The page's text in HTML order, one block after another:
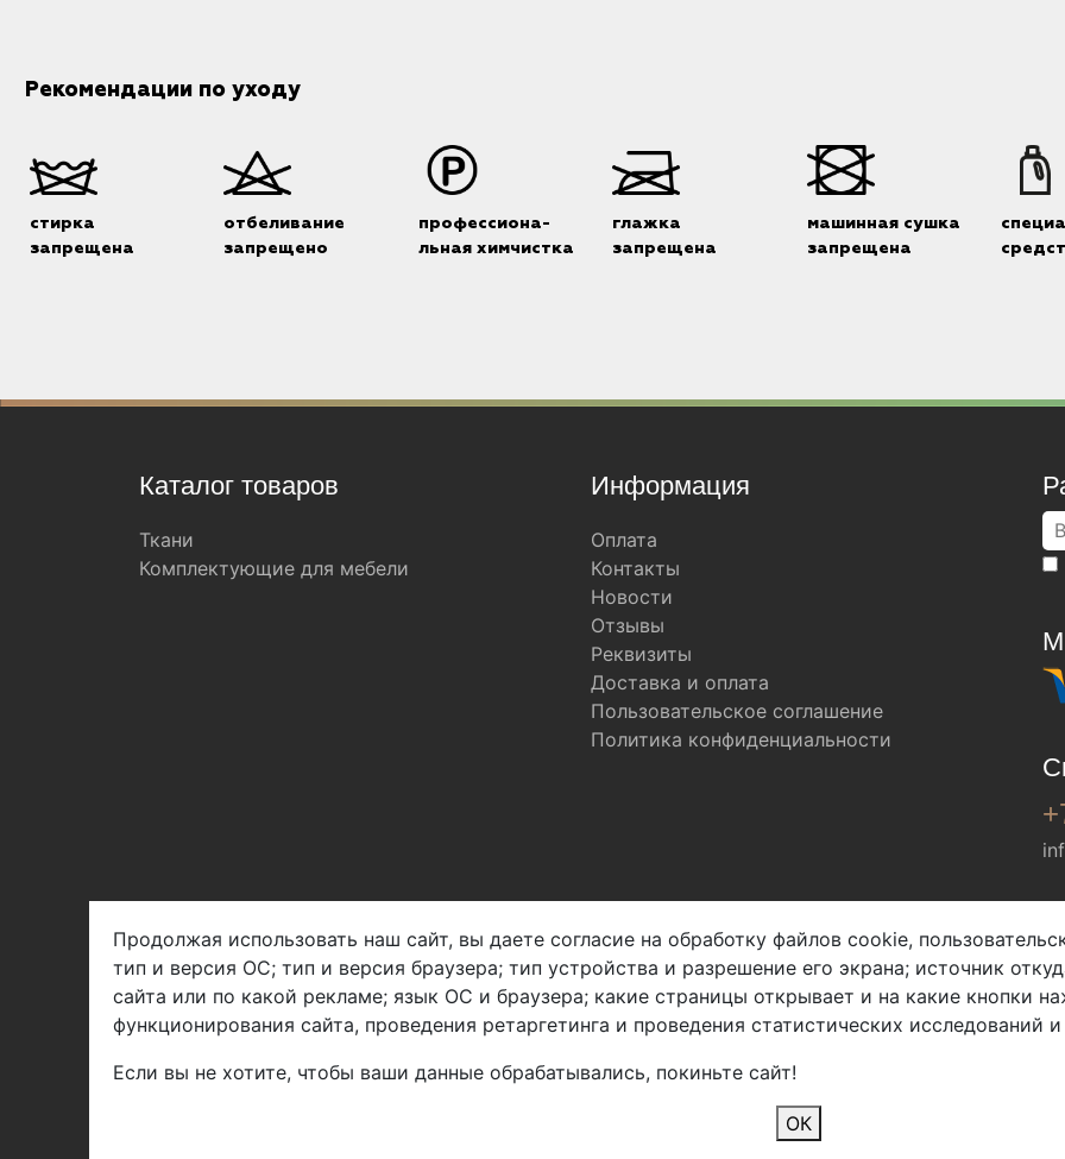
Рекомендации по уходу
стирка
запрещена
отбеливание
запрещено
профессиона-
льная химчистка
глажка
запрещена
машинная сушка
запрещена
Каталог товаров
Ткани
Комплектующие для мебели
Информация
Оплата
Контакты
Новости
Отзывы
Реквизиты
Доставка и оплата
Пользовательское соглашение
Политика конфиденциальности
Арбен текстиль г. Щелково, пер.
1-й Советский д.25, владение 2.
Мы в соц. сетях
Продолжая использовать наш сайт, вы даете согласие на обработку файлов cookie,
тип и версия ОС; тип и версия браузера; тип устройства и разрешение его экрана; источник
сайта или по какой рекламе; язык ОС и браузера; какие страницы открывает и на какие кнопки
функционирования сайта, проведения ретаргетинга и проведения статистических исследований
Если вы не хотите, чтобы ваши данные обрабатывались, покиньте сайт!
ОК